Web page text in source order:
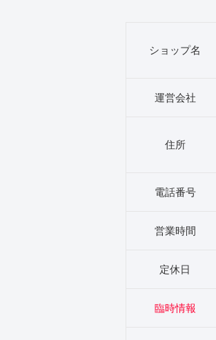
ショップ名
運営会社
住所
電話番号
営業時間
定休日
臨時情報